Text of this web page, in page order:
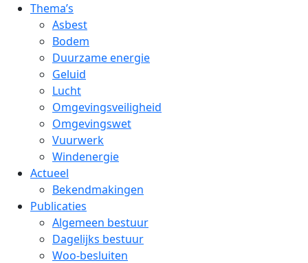
Thema’s
Asbest
Bodem
Duurzame energie
Geluid
Lucht
Omgevingsveiligheid
Omgevingswet
Vuurwerk
Windenergie
Actueel
Bekendmakingen
Publicaties
Algemeen bestuur
Dagelijks bestuur
Woo-besluiten